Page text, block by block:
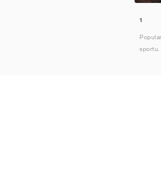
1
sportu.